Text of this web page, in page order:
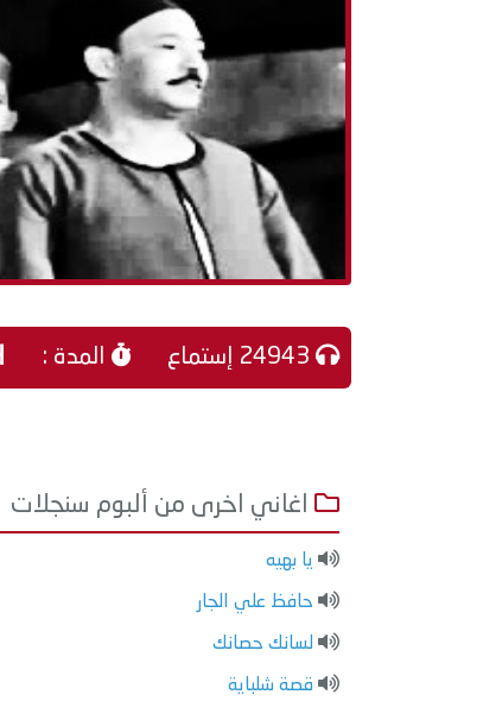
المدة :
اغاني اخرى من ألبوم سنجلات
يا بهيه
حافظ علي الجار
لسانك حصانك
قصة شلباية